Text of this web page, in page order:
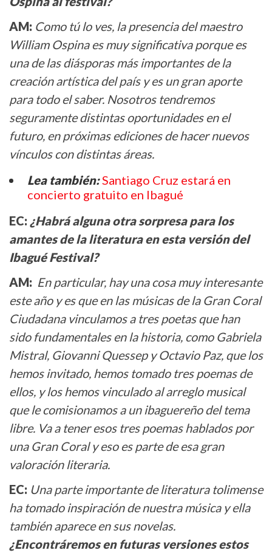
AM: Como tú lo ves, la presencia del maestro
William Ospina es muy significativa porque es
una de las diásporas más importantes de la
creación artística del país y es un gran aporte
para todo el saber. Nosotros tendremos
seguramente distintas oportunidades en el
futuro, en próximas ediciones de hacer nuevos
vínculos con distintas áreas.
Lea también:Santiago Cruz estará en
concierto gratuito en Ibagué
EC: ¿Habrá alguna otra sorpresa para los
amantes de la literatura en esta versión del
Ibagué Festival?
AM: En particular, hay una cosa muy interesante
este año y es que en las músicas de la Gran Coral
Ciudadana vinculamos a tres poetas que han
sido fundamentales en la historia, como Gabriela
Mistral, Giovanni Quessep y Octavio Paz, que los
hemos invitado, hemos tomado tres poemas de
ellos, y los hemos vinculado al arreglo musical
que le comisionamos a un ibaguereño del tema
libre. Va a tener esos tres poemas hablados por
una Gran Coral y eso es parte de esa gran
valoración literaria.
EC: Una parte importante de literatura tolimense
ha tomado inspiración de nuestra música y ella
también aparece en sus novelas.
¿Encontráremos en futuras versiones estos